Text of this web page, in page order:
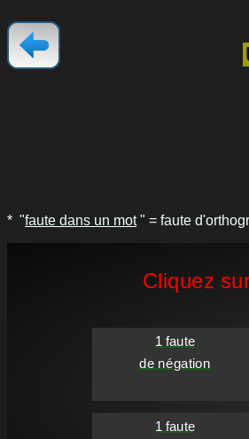
* "faute dans un mot" = faute
Cliquez
1 faute
de négation
1 faute